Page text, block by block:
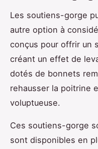
Les soutiens-gorge
autre option à
conçus pour offrir un
créant un effet de
dotés de bonnets
rehausser la poitrine
voluptueuse.
Ces soutiens-gorge
sont disponibles en